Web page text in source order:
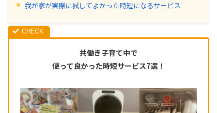
我が家が実際に試してよかった時短になるサービス
共働き子育て中で
使って良かった時短サービス7選！